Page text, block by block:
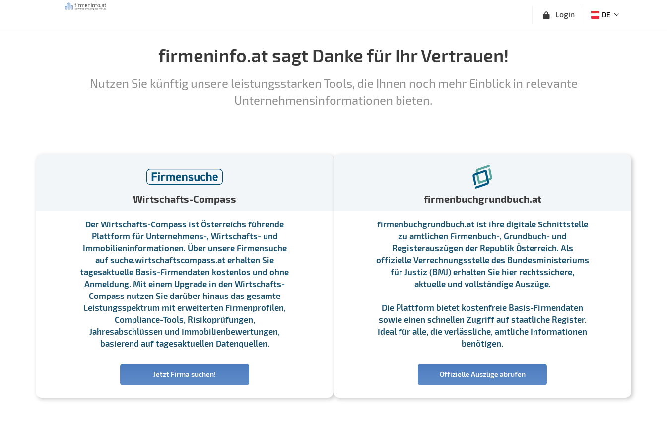
Login DE
firmeninfo.at sagt Danke für Ihr Vertrauen!
Nutzen Sie künftig unsere leistungsstarken Tools, die Ihnen noch mehr Einblick in relevante
Unternehmensinformationen bieten.
Wirtschafts-Compass
Der Wirtschafts-Compass ist Österreichs führende
Plattform für Unternehmens-, Wirtschafts- und
Immobilieninformationen. Über unsere Firmensuche
auf suche.wirtschaftscompass.at erhalten Sie
tagesaktuelle Basis-Firmendaten kostenlos und ohne
Anmeldung. Mit einem Upgrade in den Wirtschafts-
Compass nutzen Sie darüber hinaus das gesamte
Leistungsspektrum mit erweiterten Firmenprofilen,
Compliance-Tools, Risikoprüfungen,
Jahresabschlüssen und Immobilienbewertungen,
basierend auf tagesaktuellen Datenquellen.
Jetzt Firma suchen!
firmenbuchgrundbuch.at
firmenbuchgrundbuch.at ist ihre digitale Schnittstelle
zu amtlichen Firmenbuch-, Grundbuch- und
Registerauszügen der Republik Österreich. Als
offizielle Verrechnungsstelle des Bundesministeriums
für Justiz (BMJ) erhalten Sie hier rechtssichere,
aktuelle und vollständige Auszüge.
Die Plattform bietet kostenfreie Basis-Firmendaten
sowie einen schnellen Zugriff auf staatliche Register.
Ideal für alle, die verlässliche, amtliche Informationen
benötigen.
Offizielle Auszüge abrufen